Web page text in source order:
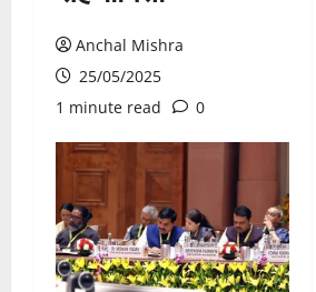
Anchal Mishra
25/05/2025
1 minute read
0